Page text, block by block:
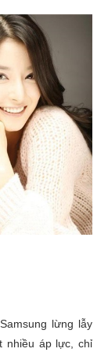
lừng lẫy
nhiều áp lực, chỉ